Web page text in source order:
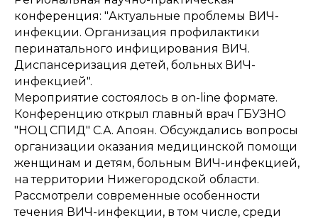
конференция: "Актуальные проблемы ВИЧ-
инфекции. Организация профилактики
перинатального инфицирования ВИЧ.
Диспансеризация детей, больных ВИЧ-
инфекцией".
Мероприятие состоялось в on-line формате.
Конференцию открыл главный врач ГБУЗНО
"НОЦ СПИД" С.А. Апоян. Обсуждались вопросы
организации оказания медицинской помощи
женщинам и детям, больным ВИЧ-инфекцией,
на территории Нижегородской области.
Рассмотрели современные особенности
течения ВИЧ-инфекции, в том числе, среди